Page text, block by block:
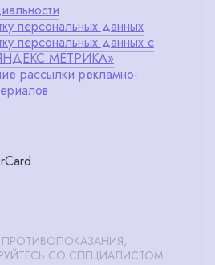
персональных данных
персональных данных с
рассылки рекламно-
СО СПЕЦИАЛИСТОМ